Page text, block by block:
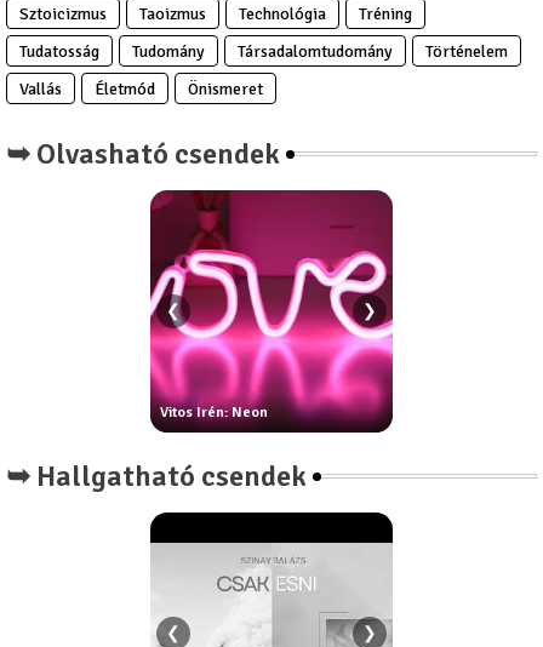
Sztoicizmus
Taoizmus Technológia
Tréning
Tudatosság
Tudomány Társadalomtudomány
Történelem
Vallás
Életmód Önismeret
➥ Olvasható csendek
Vitos Irén: Neon Csontos Márta: Fogas vers
❮ ❯
➥ Hallgatható csendek
❮ ❯